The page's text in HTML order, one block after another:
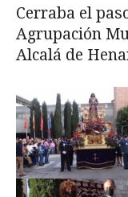
Cerraba el
Agrupación
Alcalá de